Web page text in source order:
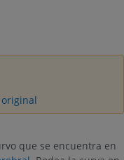
que se encuentra en